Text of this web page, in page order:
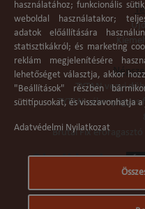
TYTAN vegyi
TYTAN
Brutál Fix erőragasztó
használatához; funkcionális
weboldal használatakor;
adatok előállítására
statisztikákról; és marketing
reklám megjelenítésére
lehetőséget választja, akkor
"Beállítások" részben
sütitípusokat, és visszavonhatja
Adatvédelmi Nyilatkozat